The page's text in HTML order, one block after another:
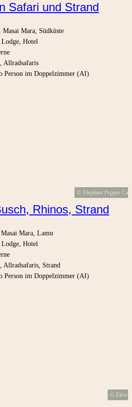
Safari und Strand
Masai Mara, Südküste
Hotel
Allradsafaris
Person im Doppelzimmer (AI)
© Elephant Pepper
Rhinos, Strand
Mara, Lamu
Hotel
Allradsafaris, Strand
Person im Doppelzimmer (AI)
©